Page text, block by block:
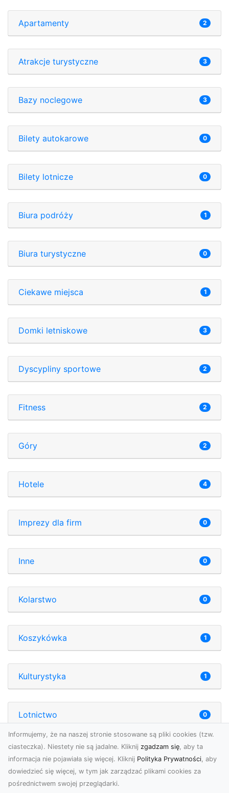
Apartamenty 2
Atrakcje turystyczne 3
Bazy noclegowe 3
Bilety autokarowe 0
Bilety lotnicze 0
Biura podróży 1
Biura turystyczne 0
Ciekawe miejsca 1
Domki letniskowe 3
Dyscypliny sportowe 2
Fitness 2
Góry 2
Hotele 4
Imprezy dla firm 0
Inne 0
Kolarstwo 0
Koszykówka 1
Kulturystyka 1
Lotnictwo 0
Morze
Informujemy, że na naszej stronie stosowane są pliki cookies (tzw.
ciasteczka). Niestety nie są jadalne. Kliknij zgadzam się, aby ta
informacja nie pojawiała się więcej. Kliknij Polityka Prywatności, aby
dowiedzieć się więcej, w tym jak zarządzać plikami cookies za
pośrednictwem swojej przeglądarki.